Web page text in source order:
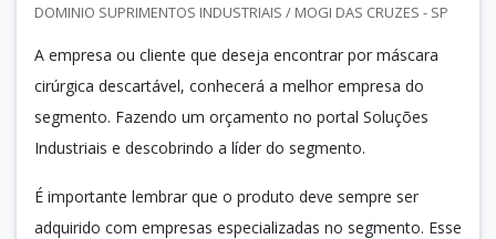
DOMINIO SUPRIMENTOS INDUSTRIAIS / MOGI DAS CRUZES - SP
A empresa ou cliente que deseja encontrar por máscara
cirúrgica descartável, conhecerá a melhor empresa do
segmento. Fazendo um orçamento no portal Soluções
Industriais e descobrindo a líder do segmento.
É importante lembrar que o produto deve sempre ser
adquirido com empresas especializadas no segmento. Esse